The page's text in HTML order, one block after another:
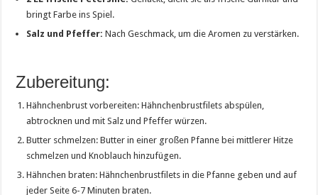
bringt Farbe ins Spiel.
Salz und Pfeffer: Nach Geschmack, um die Aromen zu verstärken.
Zubereitung:
Hähnchenbrust vorbereiten: Hähnchenbrustfilets abspülen,
abtrocknen und mit Salz und Pfeffer würzen.
Butter schmelzen: Butter in einer großen Pfanne bei mittlerer Hitze
schmelzen und Knoblauch hinzufügen.
Hähnchen braten: Hähnchenbrustfilets in die Pfanne geben und auf
jeder Seite 6-7 Minuten braten.